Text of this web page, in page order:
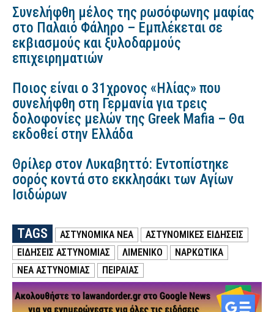
Συνελήφθη μέλος της ρωσόφωνης μαφίας
στο Παλαιό Φάληρο – Εμπλέκεται σε
εκβιασμούς και ξυλοδαρμούς
επιχειρηματιών
Ποιος είναι ο 31χρονος «Ηλίας» που
συνελήφθη στη Γερμανία για τρεις
δολοφονίες μελών της Greek Mafia – Θα
εκδοθεί στην Ελλάδα
Θρίλερ στον Λυκαβηττό: Εντοπίστηκε
σορός κοντά στο εκκλησάκι των Αγίων
Ισιδώρων
TAGS ΑΣΤΥΝΟΜΙΚΑ ΝΕΑ
ΑΣΤΥΝΟΜΙΚΕΣ ΕΙΔΗΣΕΙΣ
ΕΙΔΗΣΕΙΣ ΑΣΤΥΝΟΜΙΑΣ
ΛΙΜΕΝΙΚΟ
ΝΑΡΚΩΤΙΚΑ
ΝΕΑ ΑΣΤΥΝΟΜΙΑΣ
ΠΕΙΡΑΙΑΣ